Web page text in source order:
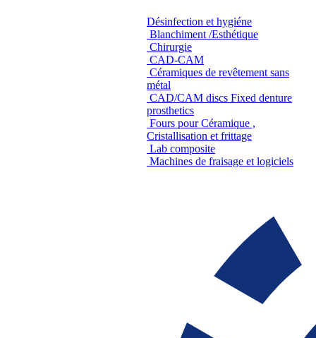
Désinfection et hygiéne
Blanchiment /Esthétique
Chirurgie
CAD-CAM
Céramiques de revêtement sans
métal
CAD/CAM discs Fixed denture
prosthetics
Fours pour Céramique ,
Cristallisation et frittage
Lab composite
Machines de fraisage et logiciels